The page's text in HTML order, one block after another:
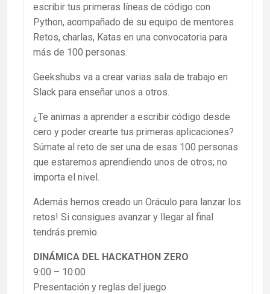
escribir tus primeras líneas de código con
Python, acompañado de su equipo de mentores.
Retos, charlas, Katas en una convocatoria para
más de 100 personas.
Geekshubs va a crear varias sala de trabajo en
Slack para enseñar unos a otros.
¿Te animas a aprender a escribir código desde
cero y poder crearte tus primeras aplicaciones?
Súmate al reto de ser una de esas 100 personas
que estaremos aprendiendo unos de otros; no
importa el nivel.
Además hemos creado un Oráculo para lanzar los
retos! Si consigues avanzar y llegar al final
tendrás premio.
DINÁMICA DEL HACKATHON ZERO
9:00 – 10:00
Presentación y reglas del juego